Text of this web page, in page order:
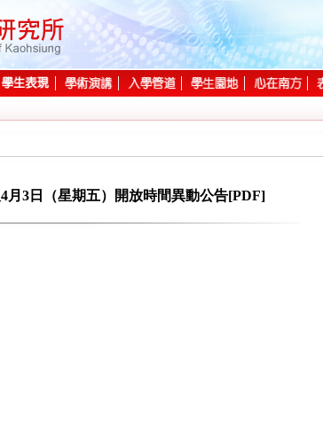
月3日（星期五）開放時間異動公告[PDF]